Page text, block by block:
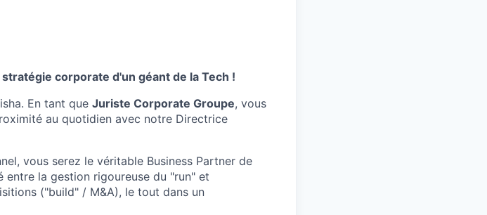
corporate d'un géant de la Tech !
En tant que Juriste Corporate Groupe, vous
au quotidien avec notre Directrice
vous serez le véritable Business Partner de
entre la gestion rigoureuse du "run" et
("build" / M&A), le tout dans un